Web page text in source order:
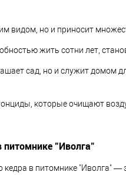
видом, но и приносит
жить сотни лет,
сад, но и служит домом
которые очищают
питомнике "Иволга"
в питомнике "Иволга" —